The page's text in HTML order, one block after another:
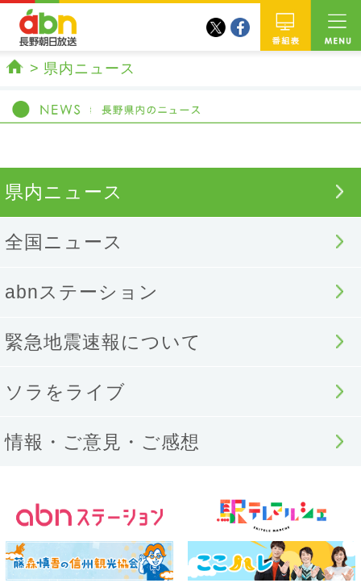
twitterfacebook
県内ニュース
県内ニュース
全国ニュース
abnステーション
緊急地震速報について
ソラをライブ
情報・ご意見・ご感想